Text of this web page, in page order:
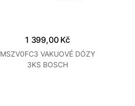
1 399,00 Kč
MSZV0FC3 VAKUOVÉ DÓZY
3KS BOSCH